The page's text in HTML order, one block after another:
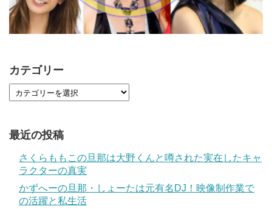
カテゴリー
最近の投稿
さくらももこの旦那は大野くんと噂された実在したキャ
ラクターの真実
かずへーの旦那・しょーたは元有名DJ！映像制作業で
の活躍と私生活